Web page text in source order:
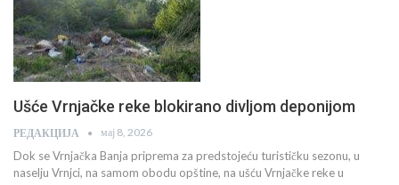
Ušće Vrnjačke reke blokirano divljom deponijom
РЕДАКЦИЈА мај 8, 2026
Dok se Vrnjačka Banja priprema za predstojeću turističku sezonu, u
naselju Vrnjci, na samom obodu opštine, na ušću Vrnjačke reke u